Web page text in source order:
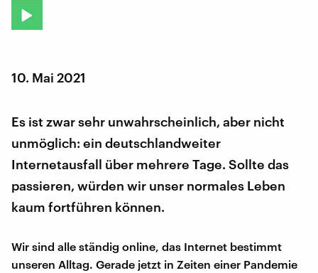
10. Mai 2021
Es ist zwar sehr unwahrscheinlich, aber nicht
unmöglich: ein deutschlandweiter
Internetausfall über mehrere Tage. Sollte das
passieren, würden wir unser normales Leben
kaum fortführen können.
Wir sind alle ständig online, das Internet bestimmt
unseren Alltag. Gerade jetzt in Zeiten einer Pandemie